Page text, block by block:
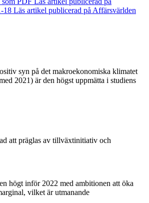
18 Läs artikel publicerad på Affärsvärlden
syn på det makroekonomiska klimatet
2021) är den högst uppmätta i studiens
att präglas av tillväxtinitiativ och
högt inför 2022 med ambitionen att öka
vilket är utmanande